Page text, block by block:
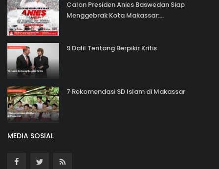
Calon Presiden Anies Baswedan Siap
Menggebrak Kota Makassar:...
9 Dalil Tentang Berpikir Kritis
7 Rekomendasi SD Islam di Makassar
MEDIA SOSIAL